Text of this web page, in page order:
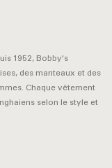
1952, Bobby's
des manteaux et des
Chaque vêtement
selon le style et